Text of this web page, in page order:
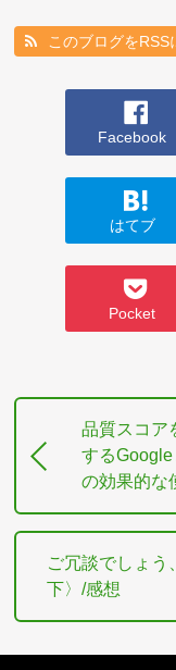
このブログをRSS
Facebook
はてブ
Pocket
品質スコア
する
の効果的な
ご冗談でしょう
下〉/感想